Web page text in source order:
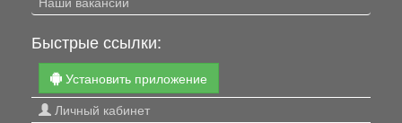
Быстрые ссылки:
Установить приложение
Личный кабинет